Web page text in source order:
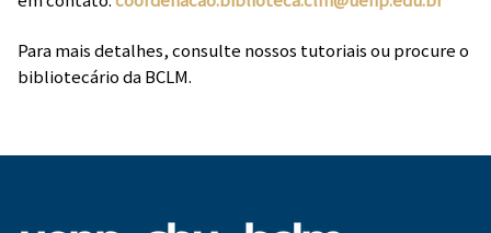
Para mais detalhes, consulte nossos tutoriais ou procure o
bibliotecário da BCLM.